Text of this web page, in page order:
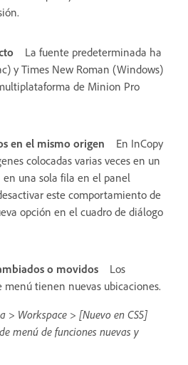
La fuente predeterminada ha
y Times New Roman (Windows)
de Minion Pro
en el mismo origen
En InCopy
colocadas varias veces en un
una sola fila en el panel
este comportamiento de
opción en el cuadro de diálogo
o movidos
Los
menú tienen nuevas ubicaciones.
> Workspace > [Nuevo en CS5]
menú de funciones nuevas y